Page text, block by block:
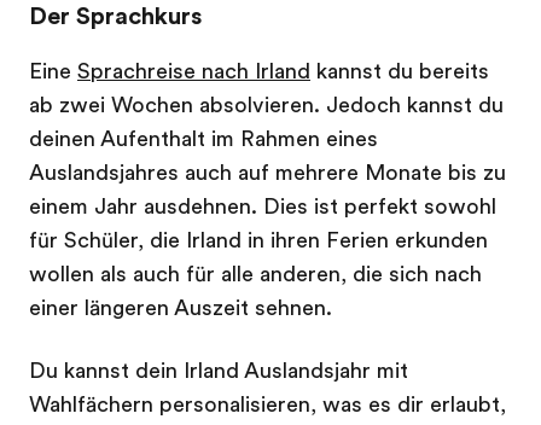
Der Sprachkurs
Eine Sprachreise nach Irland kannst du bereits
ab zwei Wochen absolvieren. Jedoch kannst du
deinen Aufenthalt im Rahmen eines
Auslandsjahres auch auf mehrere Monate bis zu
einem Jahr ausdehnen. Dies ist perfekt sowohl
für Schüler, die Irland in ihren Ferien erkunden
wollen als auch für alle anderen, die sich nach
einer längeren Auszeit sehnen.
Du kannst dein Irland Auslandsjahr mit
Wahlfächern personalisieren, was es dir erlaubt,